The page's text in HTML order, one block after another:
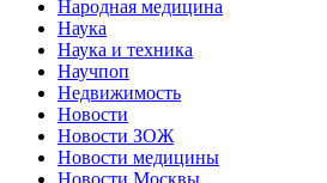
Народная медицина
Наука
Наука и техника
Научпоп
Недвижимость
Новости
Новости ЗОЖ
Новости медицины
Новости Москвы